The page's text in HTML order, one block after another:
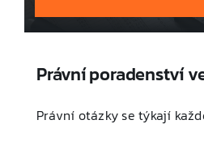
Právní poradenství
Právní otázky se týkají